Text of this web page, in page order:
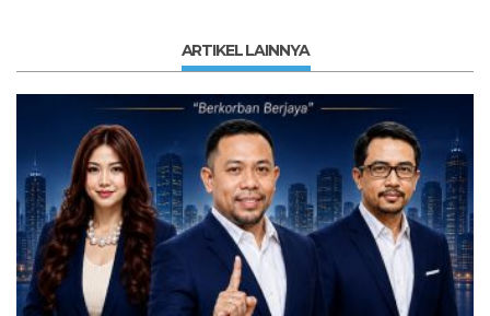
ARTIKEL LAINNYA